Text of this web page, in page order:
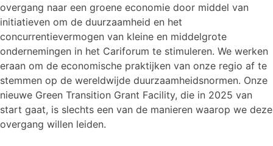
overgang naar een groene economie door middel van
initiatieven om de duurzaamheid en het
concurrentievermogen van kleine en middelgrote
ondernemingen in het Cariforum te stimuleren. We werken
eraan om de economische praktijken van onze regio af te
stemmen op de wereldwijde duurzaamheidsnormen. Onze
nieuwe Green Transition Grant Facility, die in 2025 van
start gaat, is slechts een van de manieren waarop we deze
overgang willen leiden.